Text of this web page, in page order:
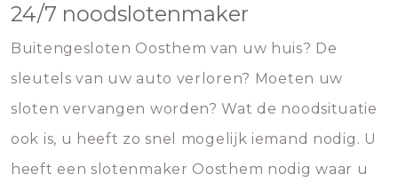
24/7 noodslotenmaker
Buitengesloten Oosthem van uw huis? De
sleutels van uw auto verloren? Moeten uw
sloten vervangen worden? Wat de noodsituatie
ook is, u heeft zo snel mogelijk iemand nodig. U
heeft een slotenmaker Oosthem nodig waar u